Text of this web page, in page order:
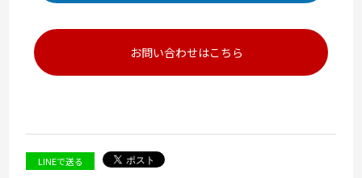
お問い合わせはこちら
LINEで送る